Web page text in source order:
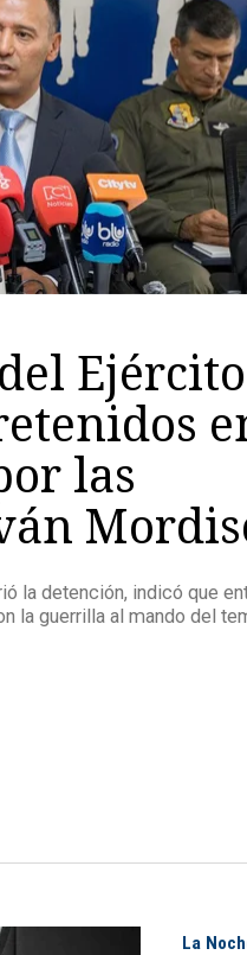
las
la detención, indicó que
la guerrilla al mando del
La